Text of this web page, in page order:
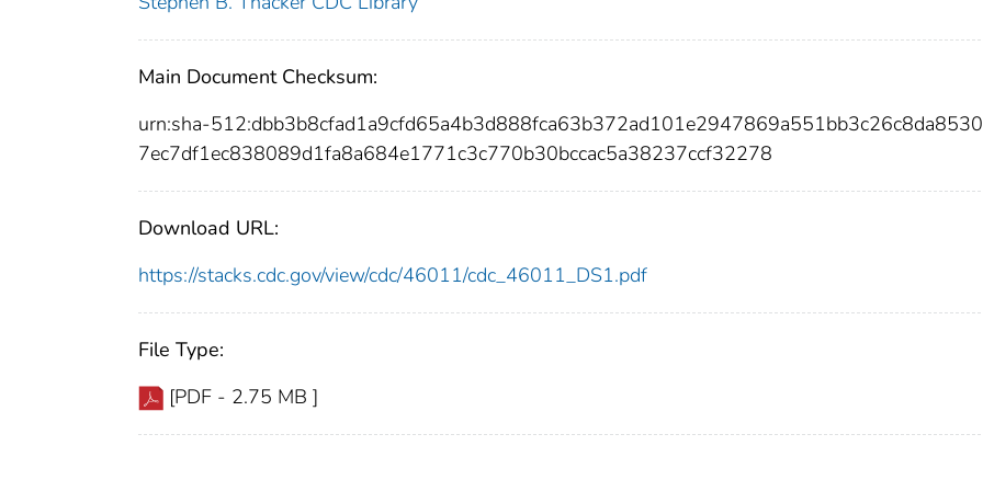
Main Document Checksum:
urn:sha-
7ec7df1ec838089d1fa8a684e1771c3c770b30bccac5a38237ccf32278
Download URL:
https://stacks.cdc.gov/view/cdc/46011/cdc_46011_DS1.pdf
File Type:
[PDF - 2.75 MB ]